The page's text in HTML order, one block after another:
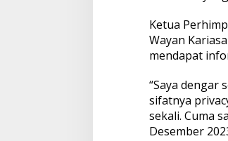
Ketua
Wayan
mendapat
“Saya dengar
sifatnya
sekali. Cuma
Desember